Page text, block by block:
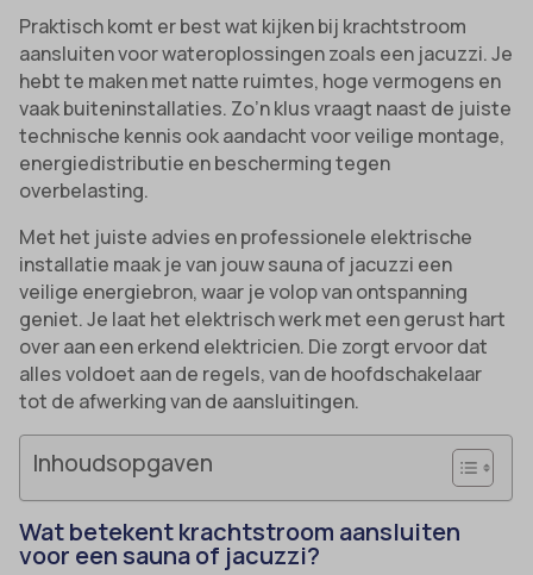
Praktisch komt er best wat kijken bij krachtstroom
aansluiten voor wateroplossingen zoals een jacuzzi. Je
hebt te maken met natte ruimtes, hoge vermogens en
vaak buiteninstallaties. Zo’n klus vraagt naast de juiste
technische kennis ook aandacht voor veilige montage,
energiedistributie en bescherming tegen
overbelasting.
Met het juiste advies en professionele elektrische
installatie maak je van jouw sauna of jacuzzi een
veilige energiebron, waar je volop van ontspanning
geniet. Je laat het elektrisch werk met een gerust hart
over aan een erkend elektricien. Die zorgt ervoor dat
alles voldoet aan de regels, van de hoofdschakelaar
tot de afwerking van de aansluitingen.
Inhoudsopgaven
Wat betekent krachtstroom aansluiten
voor een sauna of jacuzzi?